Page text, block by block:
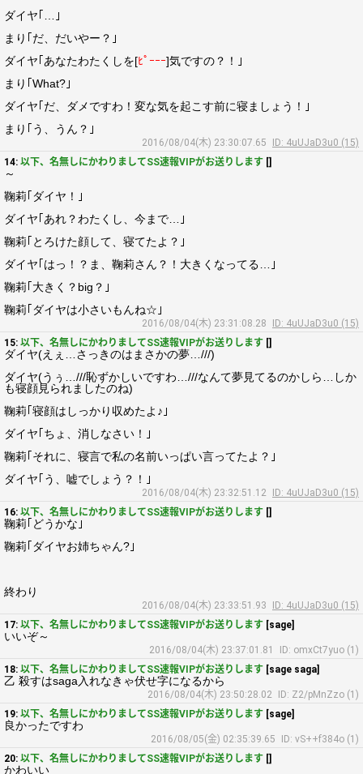
ダイヤ｢…｣
まり｢だ、だいやー？｣
ダイヤ｢あなたわたくしを[ﾋﾟｰｰｰ]気ですの？！｣
まり｢What?｣
ダイヤ｢だ、ダメですわ！変な気を起こす前に寝ましょう！｣
まり｢う、うん？｣
2016/08/04(木) 23:30:07.65
ID: 4uUJaD3u0 (15)
14: 以下、名無しにかわりましてSS速報VIPがお送りします []
～
鞠莉｢ダイヤ！｣
ダイヤ｢あれ？わたくし、今まで…｣
鞠莉｢とろけた顔して、寝てたよ？｣
ダイヤ｢はっ！？ま、鞠莉さん？！大きくなってる…｣
鞠莉｢大きく？big？｣
鞠莉｢ダイヤは小さいもんね☆｣
2016/08/04(木) 23:31:08.28
ID: 4uUJaD3u0 (15)
15: 以下、名無しにかわりましてSS速報VIPがお送りします []
ダイヤ(えぇ…さっきのはまさかの夢…///)
ダイヤ(うぅ…///恥ずかしいですわ…///なんて夢見てるのかしら…しか
も寝顔見られましたのね)
鞠莉｢寝顔はしっかり収めたよ♪｣
ダイヤ｢ちょ、消しなさい！｣
鞠莉｢それに、寝言で私の名前いっぱい言ってたよ？｣
ダイヤ｢う、嘘でしょう？！｣
2016/08/04(木) 23:32:51.12
ID: 4uUJaD3u0 (15)
16: 以下、名無しにかわりましてSS速報VIPがお送りします []
鞠莉｢どうかな｣
鞠莉｢ダイヤお姉ちゃん?｣
終わり
2016/08/04(木) 23:33:51.93
ID: 4uUJaD3u0 (15)
17: 以下、名無しにかわりましてSS速報VIPがお送りします [sage]
いいぞ～
2016/08/04(木) 23:37:01.81
ID: omxCt7yuo (1)
18: 以下、名無しにかわりましてSS速報VIPがお送りします [sage saga]
乙 殺すはsaga入れなきゃ伏せ字になるから
2016/08/04(木) 23:50:28.02
ID: Z2/pMnZzo (1)
19: 以下、名無しにかわりましてSS速報VIPがお送りします [sage]
良かったですわ
2016/08/05(金) 02:35:39.65
ID: vS++f384o (1)
20: 以下、名無しにかわりましてSS速報VIPがお送りします []
かわいい